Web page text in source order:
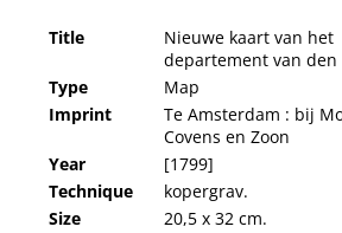
Title
Nieuwe kaart van het
departement van den
Type Map
Imprint
Te Amsterdam : bij
Covens en Zoon
Year [1799]
Technique
kopergrav.
Size
20,5 x 32 cm.